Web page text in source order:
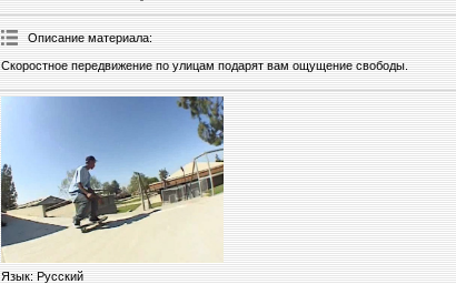
Описание материала:
Скоростное передвижение по улицам подарят вам ощущение свободы.
Язык: Русский